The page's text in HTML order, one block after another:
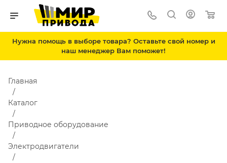
Нужна помощь в выборе товара? Оставьте свой номер и
наш менеджер Вам поможет!
Главная
Каталог
Приводное оборудование
Электродвигатели